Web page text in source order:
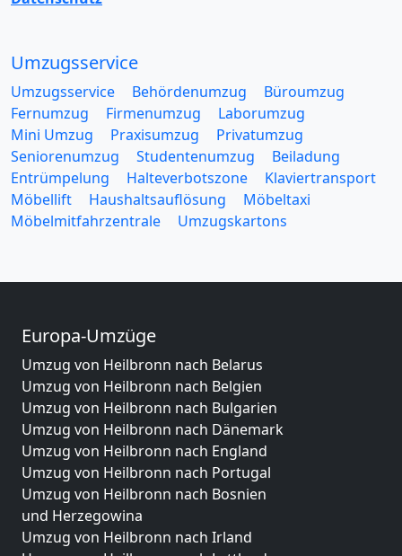
Umzugsservice
Umzugsservice Behördenumzug
Büroumzug
Fernumzug
Firmenumzug
Laborumzug
Mini Umzug
Praxisumzug
Privatumzug
Seniorenumzug
Studentenumzug
Beiladung
Entrümpelung
Halteverbotszone
Klaviertransport
Möbellift
Haushaltsauflösung
Möbeltaxi
Möbelmitfahrzentrale
Umzugskartons
Europa-Umzüge
Umzug von Heilbronn nach Belarus
Umzug von Heilbronn nach Belgien
Umzug von Heilbronn nach Bulgarien
Umzug von Heilbronn nach Dänemark
Umzug von Heilbronn nach England
Umzug von Heilbronn nach Portugal
Umzug von Heilbronn nach Bosnien
und Herzegowina
Umzug von Heilbronn nach Irland